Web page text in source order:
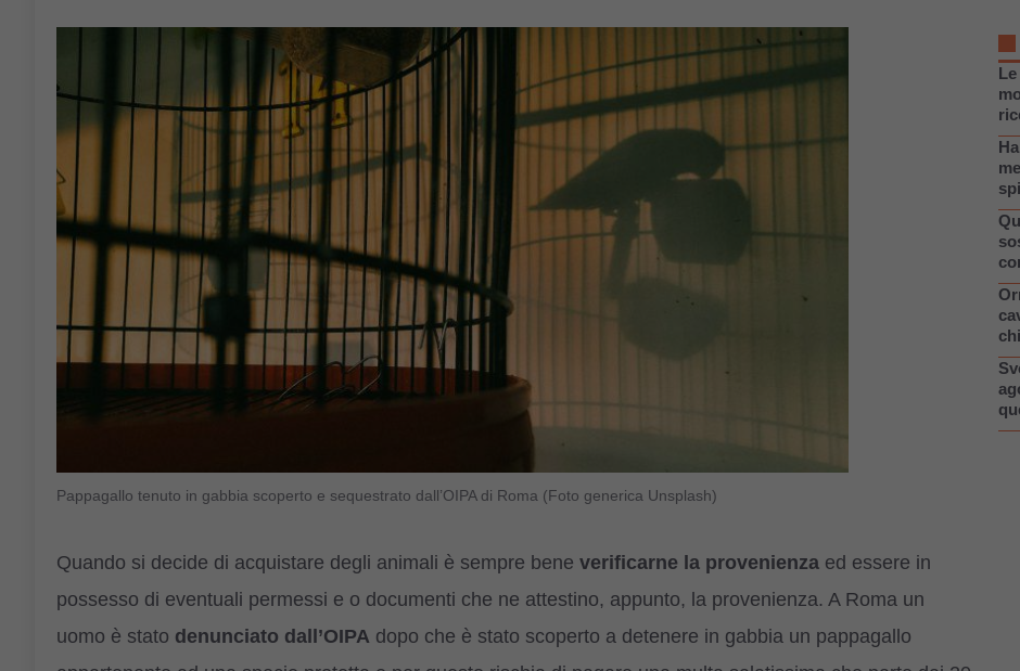
Pappagallo tenuto in gabbia scoperto e sequestrato dall’OIPA di Roma (Foto generica Unsplash)
Quando si decide di acquistare degli animali è sempre bene verificarne la provenienza ed essere in
possesso di eventuali permessi e o documenti che ne attestino, appunto, la provenienza. A Roma un
uomo è stato denunciato dall’OIPA dopo che è stato scoperto a detenere in gabbia un pappagallo